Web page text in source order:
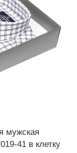
мужская
41 в клетку